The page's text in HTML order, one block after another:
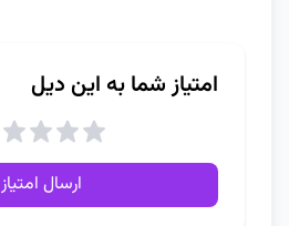
امتیاز شما به این دیل
ارسال امتیاز